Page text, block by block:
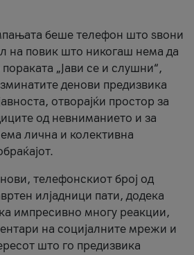
беше телефон што ѕвони
на повик што никогаш нема да
„Јави се и слушни“,
денови предизвика
отворајќи простор за
од невниманието и за
лична и колективна
телефонскиот број од
илјадници пати, додека
импресивно многу реакции,
на социјалните мрежи и
што го предизвика